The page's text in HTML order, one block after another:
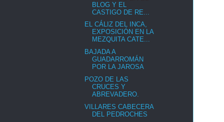
BLOG Y EL
CASTIGO DE RE...
EL CÁLIZ DEL INCA,
EXPOSICIÓN EN LA
MEZQUITA CATE...
BAJADA A
GUADARROMÁN
POR LA JAROSA
POZO DE LAS
CRUCES Y
ABREVADERO.
VILLARES CABECERA
DEL PEDROCHES